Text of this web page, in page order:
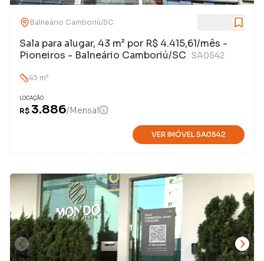
Balneário Camboriú/SC
Sala para alugar, 43 m² por R$ 4.415,61/mês -
Pioneiros - Balneário Camboriú/SC SA0542
43 m²
LOCAÇÃO
R$ 3.886/Mensal
VER IMÓVEL SA0542